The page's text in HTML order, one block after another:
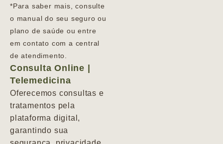
*Para saber mais, consulte
o manual do seu seguro ou
plano de saúde ou entre
em contato com a central
de atendimento.
Consulta Online |
Telemedicina
Oferecemos consultas e
tratamentos pela
plataforma digital,
garantindo sua